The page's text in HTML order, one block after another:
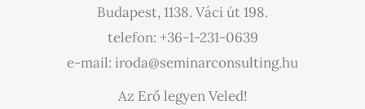
Budapest, 1138. Váci út 198.
telefon: +36-1-231-0639
e-mail: iroda@seminarconsulting.hu
Az Erő legyen Veled!